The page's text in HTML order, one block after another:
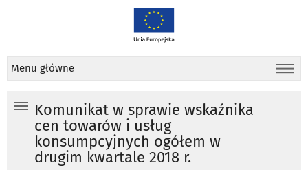
Menu główne
Komunikat w sprawie wskaźnika
cen towarów i usług
konsumpcyjnych ogółem w
drugim kwartale 2018 r.